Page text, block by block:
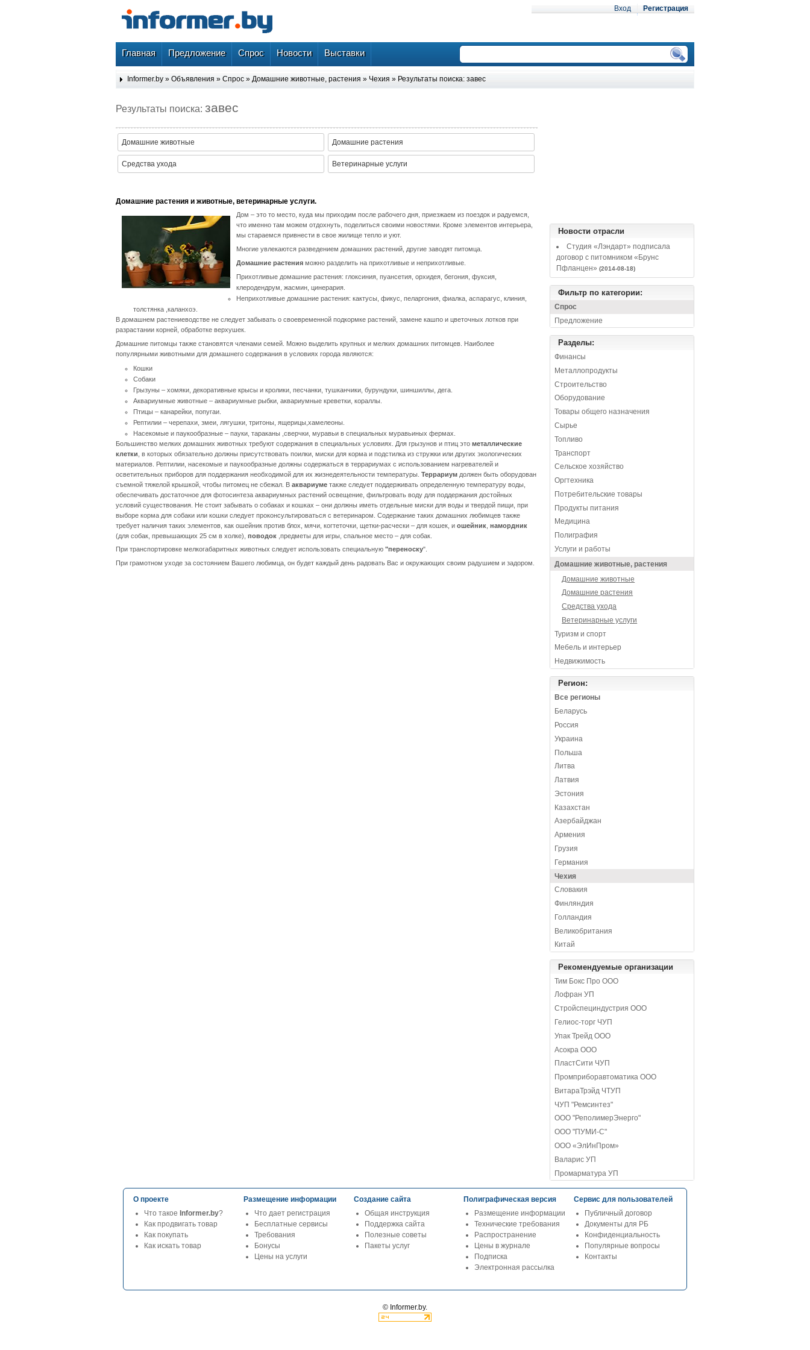
Вход Регистрация
Главная Предложение Спрос Новости Выставки
Informer.by » Объявления » Спрос » Домашние животные, растения » Чехия » Результаты поиска: завес
Результаты поиска: завес
Домашние животные Домашние растения
Средства ухода Ветеринарные услуги
Домашние растения и животные, ветеринарные услуги.
Дом – это то место, куда мы приходим после рабочего дня, приезжаем из поездок и радуемся,
что именно там можем отдохнуть, поделиться своими новостями. Кроме элементов интерьера,
мы стараемся привнести в свое жилище тепло и уют.
Многие увлекаются разведением домашних растений, другие заводят питомца.
Домашние растения можно разделить на прихотливые и неприхотливые.
Прихотливые домашние растения: глоксиния, пуансетия, орхидея, бегония, фуксия,
клеродендрум, жасмин, цинерария.
Неприхотливые домашние растения: кактусы, фикус, пеларгония, фиалка, аспарагус, клиния,
толстянка ,каланхоэ.
В домашнем растениеводстве не следует забывать о своевременной подкормке растений, замене кашпо и цветочных лотков при
разрастании корней, обработке верхушек.
Домашние питомцы также становятся членами семей. Можно выделить крупных и мелких домашних питомцев. Наиболее
популярными животными для домашнего содержания в условиях города являются:
Кошки
Собаки
Грызуны – хомяки, декоративные крысы и кролики, песчанки, тушканчики, бурундуки, шиншиллы, дега.
Аквариумные животные – аквариумные рыбки, аквариумные креветки, кораллы.
Птицы – канарейки, попугаи.
Рептилии – черепахи, змеи, лягушки, тритоны, ящерицы,хамелеоны.
Насекомые и паукообразные – пауки, тараканы ,сверчки, муравьи в специальных муравьиных фермах.
Большинство мелких домашних животных требуют содержания в специальных условиях. Для грызунов и птиц это металлические
клетки , в которых обязательно должны присутствовать поилки, миски для корма и подстилка из стружки или других экологических
материалов. Рептилии, насекомые и паукообразные должны содержаться в террариумах с использованием нагревателей и
осветительных приборов для поддержания необходимой для их жизнедеятельности температуры. Террариум должен быть оборудован
съемной тяжелой крышкой, чтобы питомец не сбежал. В аквариуме также следует поддерживать определенную температуру воды,
обеспечивать достаточное для фотосинтеза аквариумных растений освещение, фильтровать воду для поддержания достойных
условий существования. Не стоит забывать о собаках и кошках – они должны иметь отдельные миски для воды и твердой пищи, при
выборе корма для собаки или кошки следует проконсультироваться с ветеринаром. Содержание таких домашних любимцев также
требует наличия таких элементов, как ошейник против блох, мячи, когтеточки, щетки-расчески – для кошек, и ошейник намордник
(для собак, превышающих 25 см в холке), поводок ,предметы для игры, спальное место – для собак.
При транспортировке мелкогабаритных животных следует использовать специальную "переноску".
При грамотном уходе за состоянием Вашего любимца, он будет каждый день радовать Вас и окружающих своим радушием и задором.
Новости отрасли
Студия «Лэндарт» подписала
договор с питомником «Брунс
Пфланцен» (2014-08-18)
Фильтр по категории:
Спрос
Предложение
Разделы:
Финансы
Металлопродукты
Строительство
Оборудование
Товары общего назначения
Сырье
Топливо
Транспорт
Сельское хозяйство
Оргтехника
Потребительские товары
Продукты питания
Медицина
Полиграфия
Услуги и работы
Домашние животные, растения
Домашние животные
Домашние растения
Средства ухода
Ветеринарные услуги
Туризм и спорт
Мебель и интерьер
Недвижимость
Регион:
Все регионы
Беларусь
Россия
Украина
Польша
Литва
Латвия
Эстония
Казахстан
Азербайджан
Армения
Грузия
Германия
Чехия
Словакия
Финляндия
Голландия
Великобритания
Китай
Рекомендуемые организации
Тим Бокс Про ООО
Лофран УП
Стройспециндустрия ООО
Гелиос-торг ЧУП
Упак Трейд ООО
Асокра ООО
ПластСити ЧУП
Промприборавтоматика ООО
ВитараТрэйд ЧТУП
ЧУП "Ремсинтез"
ООО "РеполимерЭнерго"
ООО "ПУМИ-С"
ООО «ЭлИнПром»
Валарис УП
Промарматура УП
О проекте
Что такое Informer.by?
Как продвигать товар
Как покупать
Как искать товар
Размещение информации
Что дает регистрация
Бесплатные сервисы
Требования
Бонусы
Цены на услуги
Создание сайта
Общая инструкция
Поддержка сайта
Полезные советы
Пакеты услуг
Полиграфическая версия
Размещение информации
Технические требования
Распространение
Цены в журнале
Подписка
Электронная рассылка
Сервис для пользователей
Публичный договор
Документы для РБ
Конфиденциальность
Популярные вопросы
Контакты
© Informer.by.